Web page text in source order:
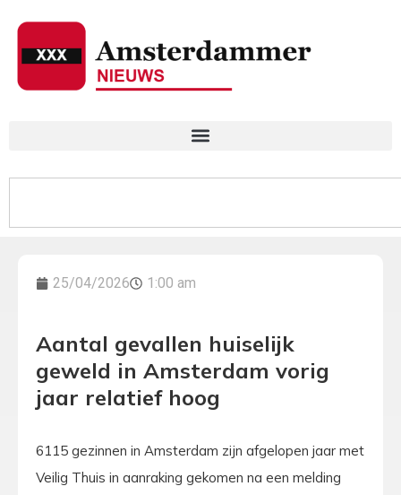
25/04/2026 1:00 am
Aantal gevallen huiselijk
geweld in Amsterdam vorig
jaar relatief hoog
6115 gezinnen in Amsterdam zijn afgelopen jaar met
Veilig Thuis in aanraking gekomen na een melding